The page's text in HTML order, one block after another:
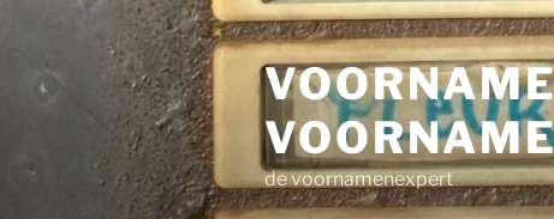
inhoud
de voornamenexpert